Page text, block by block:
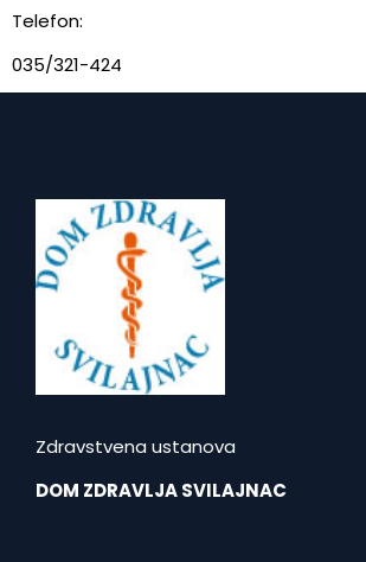
Telefon:
035/321-424
Zdravstvena ustanova
DOM ZDRAVLJA SVILAJNAC